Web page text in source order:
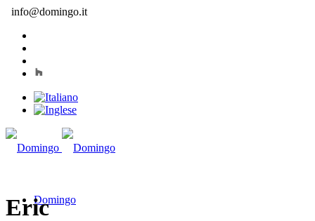
info@domingo.it
Domingo
Eric